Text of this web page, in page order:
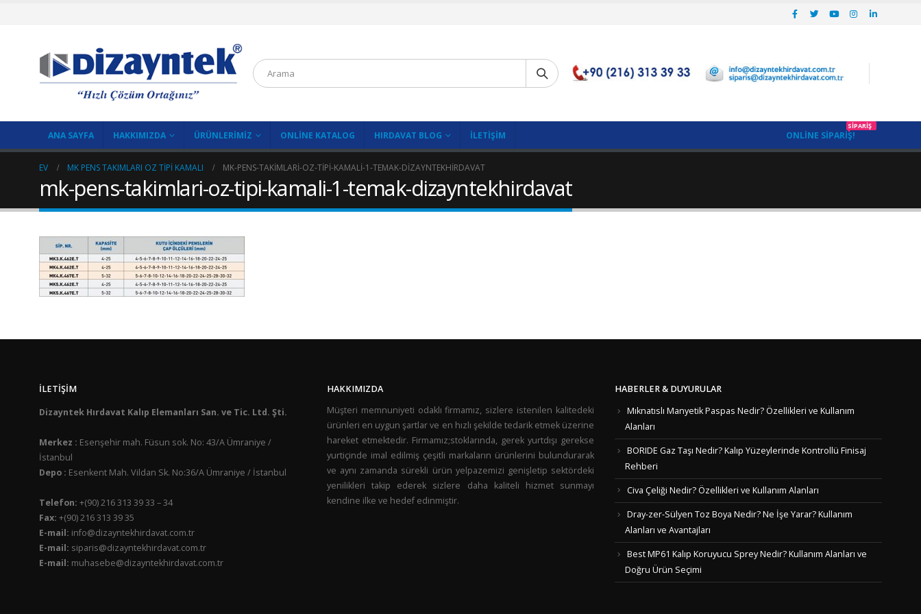
ANA SAYFA HAKKIMIZDA ÜRÜNLERIMIZ ONLINE KATALOG HIRDAVAT BLOG İLETIŞIM ONLINE SIPARIŞ!
SIPARIŞ
EV MK PENS TAKIMLARI OZ TIPI KAMALI MK-PENS-TAKIMLARI-OZ-TIPI-KAMALI-1-TEMAK-DIZAYNTEKHIRDAVAT
mk-pens-takimlari-oz-tipi-kamali-1-temak-dizayntekhirdavat
İLETIŞIM
Dizayntek Hırdavat Kalıp Elemanları San. ve Tic. Ltd. Şti.
Merkez : Esenşehir mah. Füsun sok. No: 43/A Ümraniye /
İstanbul
Depo : Esenkent Mah. Vildan Sk. No:36/A Ümraniye / İstanbul
Telefon: +(90) 216 313 39 33 – 34
Fax: +(90) 216 313 39 35
E-mail: info@dizayntekhirdavat.com.tr
E-mail: siparis@dizayntekhirdavat.com.tr
E-mail: muhasebe@dizayntekhirdavat.com.tr
HAKKIMIZDA
Müşteri memnuniyeti odaklı firmamız, sizlere istenilen kalitedeki
ürünleri en uygun şartlar ve en hızlı şekilde tedarik etmek üzerine
hareket etmektedir. Firmamız;stoklarında, gerek yurtdışı gerekse
yurtiçinde imal edilmiş çeşitli markaların ürünlerini bulundurarak
ve aynı zamanda sürekli ürün yelpazemizi genişletip sektördeki
yenilikleri takip ederek sizlere daha kaliteli hizmet sunmayı
kendine ilke ve hedef edinmiştir.
HABERLER & DUYURULAR
Mıknatıslı Manyetik Paspas Nedir? Özellikleri ve Kullanım
Alanları
BORIDE Gaz Taşı Nedir? Kalıp Yüzeylerinde Kontrollü Finisaj
Rehberi
Civa Çeliği Nedir? Özellikleri ve Kullanım Alanları
Dray-zer-Sülyen Toz Boya Nedir? Ne İşe Yarar? Kullanım
Alanları ve Avantajları
Best MP61 Kalıp Koruyucu Sprey Nedir? Kullanım Alanları ve
Doğru Ürün Seçimi